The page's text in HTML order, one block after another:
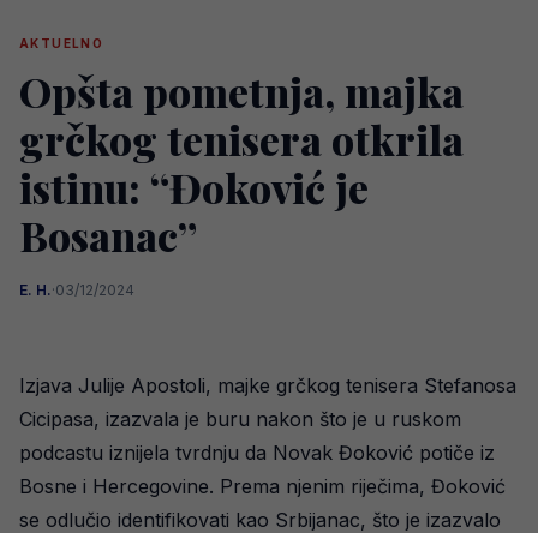
AKTUELNO
Opšta pometnja, majka
grčkog tenisera otkrila
istinu: “Đoković je
Bosanac”
E. H.·03/12/2024
Izjava Julije Apostoli, majke grčkog tenisera Stefanosa
Cicipasa, izazvala je buru nakon što je u ruskom
podcastu iznijela tvrdnju da Novak Đoković potiče iz
Bosne i Hercegovine. Prema njenim riječima, Đoković
se odlučio identifikovati kao Srbijanac, što je izazvalo